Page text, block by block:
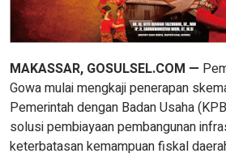
MAKASSAR, GOSULSEL.COM —
Gowa mulai mengkaji penerapan
Pemerintah dengan Badan Usaha
solusi pembiayaan pembangunan
keterbatasan kemampuan fiskal